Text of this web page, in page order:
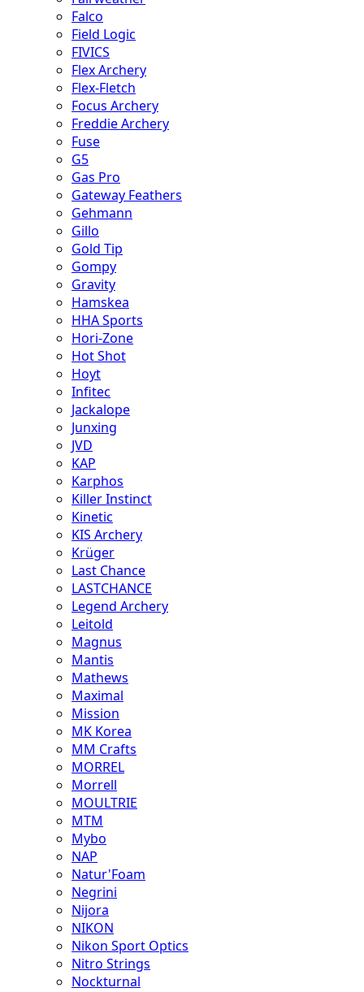
Falco
Field Logic
FIVICS
Flex Archery
Flex-Fletch
Focus Archery
Freddie Archery
Fuse
G5
Gas Pro
Gateway Feathers
Gehmann
Gillo
Gold Tip
Gompy
Gravity
Hamskea
HHA Sports
Hori-Zone
Hot Shot
Hoyt
Infitec
Jackalope
Junxing
JVD
KAP
Karphos
Killer Instinct
Kinetic
KIS Archery
Krüger
Last Chance
LASTCHANCE
Legend Archery
Leitold
Magnus
Mantis
Mathews
Maximal
Mission
MK Korea
MM Crafts
MORREL
Morrell
MOULTRIE
MTM
Mybo
NAP
Natur'Foam
Negrini
Nijora
NIKON
Nikon Sport Optics
Nitro Strings
Nockturnal